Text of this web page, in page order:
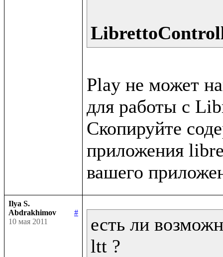
Play не может
для работы с
Скопируйте
приложения
Ilya S.
Abdrakhimov
#
10 мая 2011
есть ли
ltt ?